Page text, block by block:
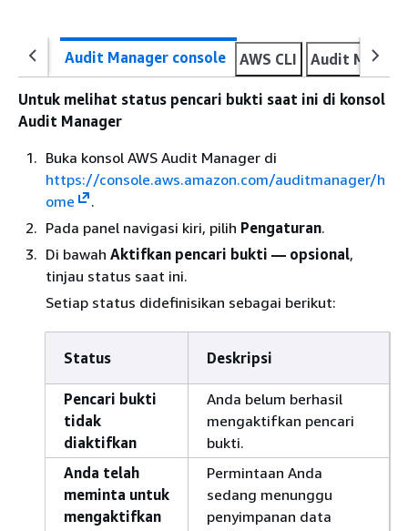
Audit Manager console AWS CLI Audit
Untuk melihat status pencari bukti saat ini di konsol
Audit Manager
Buka konsol AWS Audit Manager di
https://console.aws.amazon.com/auditmanager/h
ome
.
Pada panel navigasi kiri, pilih Pengaturan.
Di bawah Aktifkan pencari bukti — opsional,
tinjau status saat ini.
Setiap status didefinisikan sebagai berikut:
Status Deskripsi
Pencari bukti
tidak
diaktifkan
Anda belum berhasil
mengaktifkan pencari
bukti.
Anda telah
meminta untuk
mengaktifkan
Permintaan Anda
sedang menunggu
penyimpanan data